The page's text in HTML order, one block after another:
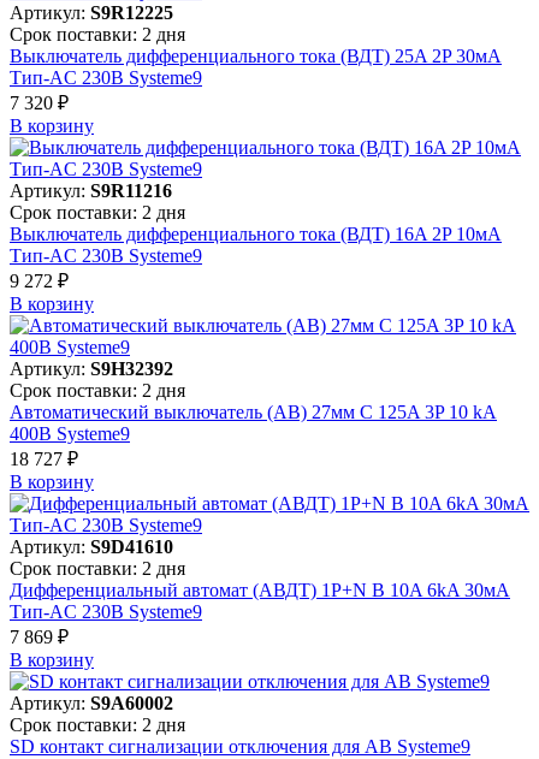
Артикул: S9R12225
Срок поставки: 2 дня
Выключатель дифференциального тока (ВДТ) 25A 2P 30мА
Тип-AC 230В Systeme9
7 320 ₽
В корзинy
Артикул: S9R11216
Срок поставки: 2 дня
Выключатель дифференциального тока (ВДТ) 16A 2P 10мА
Тип-AC 230В Systeme9
9 272 ₽
В корзинy
Артикул: S9H32392
Срок поставки: 2 дня
Автоматический выключатель (АВ) 27мм C 125A 3P 10 kA
400В Systeme9
18 727 ₽
В корзинy
Артикул: S9D41610
Срок поставки: 2 дня
Дифференциальный автомат (АВДТ) 1P+N B 10A 6kA 30мА
Тип-AC 230В Systeme9
7 869 ₽
В корзинy
Артикул: S9A60002
Срок поставки: 2 дня
SD контакт сигнализации отключения для АВ Systeme9